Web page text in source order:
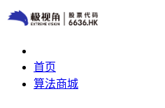
首页
算法商城